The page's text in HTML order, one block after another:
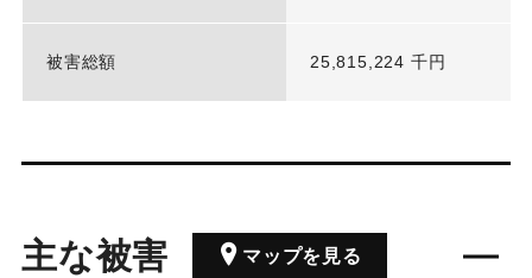
被害総額 25,815,224 千円
主な被害 マップを見る